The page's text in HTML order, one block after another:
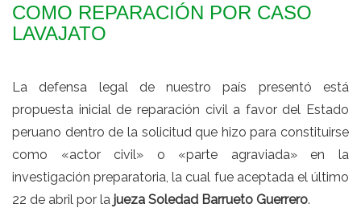
COMO REPARACIÓN POR CASO
LAVAJATO
La defensa legal de nuestro país presentó está
propuesta inicial de reparación civil a favor del Estado
peruano dentro de la solicitud que hizo para constituirse
como «actor civil» o «parte agraviada» en la
investigación preparatoria, la cual fue aceptada el último
22 de abril por la jueza Soledad Barrueto Guerrero.